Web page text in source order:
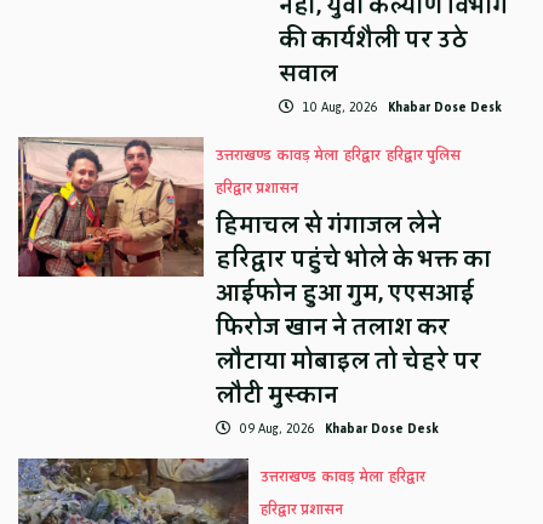
की कार्यशैली पर उठे
सवाल
10 Aug, 2026 Khabar Dose Desk
उत्तराखण्ड कावड़ मेला हरिद्वार हरिद्वार पुलिस
हरिद्वार प्रशासन
हिमाचल से गंगाजल लेने
हरिद्वार पहुंचे भोले के भक्त का
आईफोन हुआ गुम, एएसआई
फिरोज खान ने तलाश कर
लौटाया मोबाइल तो चेहरे पर
लौटी मुस्कान
09 Aug, 2026 Khabar Dose Desk
उत्तराखण्ड कावड़ मेला हरिद्वार
हरिद्वार प्रशासन